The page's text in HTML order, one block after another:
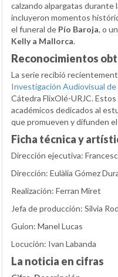
calzando alpargatas durante
incluyeron momentos
el funeral de Pío Baroja, o
Kelly a Mallorca.
Reconocimientos
La serie recibió
Investigación Audiovisual de
Cátedra FlixOlé-URJC.
académicos dedicados al
que promueven y difunden
Ficha técnica y
Dirección ejecutiva:
Dirección: Eulàlia Gómez
Realización: Ferran Miret
Jefa de producción: Sílvia
Guion: Manel Lucas
Locución: Ivan Labanda
La noticia en cifras